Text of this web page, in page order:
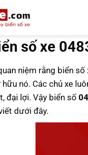
số xe
niệm rằng biển
nó. Các chủ xe
đại lợi. Vậy biển số
dưới đây.